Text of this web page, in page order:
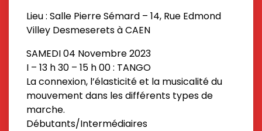
Lieu : Salle Pierre Sémard – 14, Rue Edmond
Villey Desmeserets à CAEN
SAMEDI 04 Novembre 2023
I – 13 h 30 – 15 h 00 : TANGO
La connexion, l’élasticité et la musicalité du
mouvement dans les différents types de
marche.
Débutants/Intermédiaires